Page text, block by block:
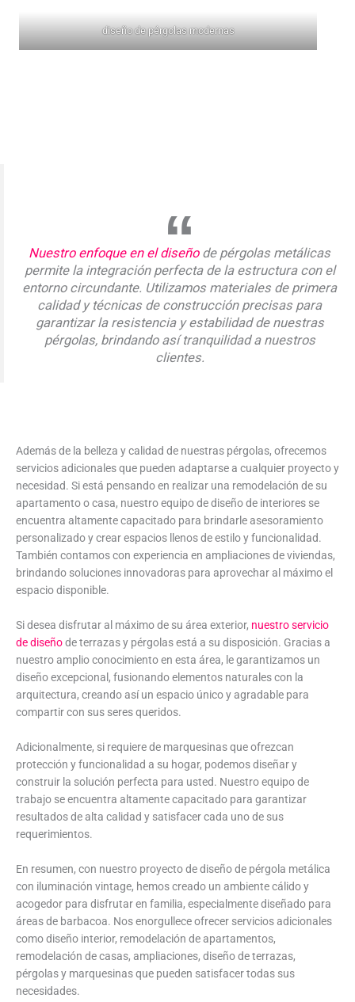
diseño de pérgolas modernas
Nuestro enfoque en el diseñode pérgolas metálicas
permite la integración perfecta de la estructura con el
entorno circundante. Utilizamos materiales de primera
calidad y técnicas de construcción precisas para
garantizar la resistencia y estabilidad de nuestras
pérgolas, brindando así tranquilidad a nuestros
clientes.
Además de la belleza y calidad de nuestras pérgolas, ofrecemos
servicios adicionales que pueden adaptarse a cualquier proyecto y
necesidad. Si está pensando en realizar una remodelación de su
apartamento o casa, nuestro equipo de diseño de interiores se
encuentra altamente capacitado para brindarle asesoramiento
personalizado y crear espacios llenos de estilo y funcionalidad.
También contamos con experiencia en ampliaciones de viviendas,
brindando soluciones innovadoras para aprovechar al máximo el
espacio disponible.
Si desea disfrutar al máximo de su área exterior, nuestro servicio
de diseñode terrazas y pérgolas está a su disposición. Gracias a
nuestro amplio conocimiento en esta área, le garantizamos un
diseño excepcional, fusionando elementos naturales con la
arquitectura, creando así un espacio único y agradable para
compartir con sus seres queridos.
Adicionalmente, si requiere de marquesinas que ofrezcan
protección y funcionalidad a su hogar, podemos diseñar y
construir la solución perfecta para usted. Nuestro equipo de
trabajo se encuentra altamente capacitado para garantizar
resultados de alta calidad y satisfacer cada uno de sus
requerimientos.
En resumen, con nuestro proyecto de diseño de pérgola metálica
con iluminación vintage, hemos creado un ambiente cálido y
acogedor para disfrutar en familia, especialmente diseñado para
áreas de barbacoa. Nos enorgullece ofrecer servicios adicionales
como diseño interior, remodelación de apartamentos,
remodelación de casas, ampliaciones, diseño de terrazas,
pérgolas y marquesinas que pueden satisfacer todas sus
necesidades.